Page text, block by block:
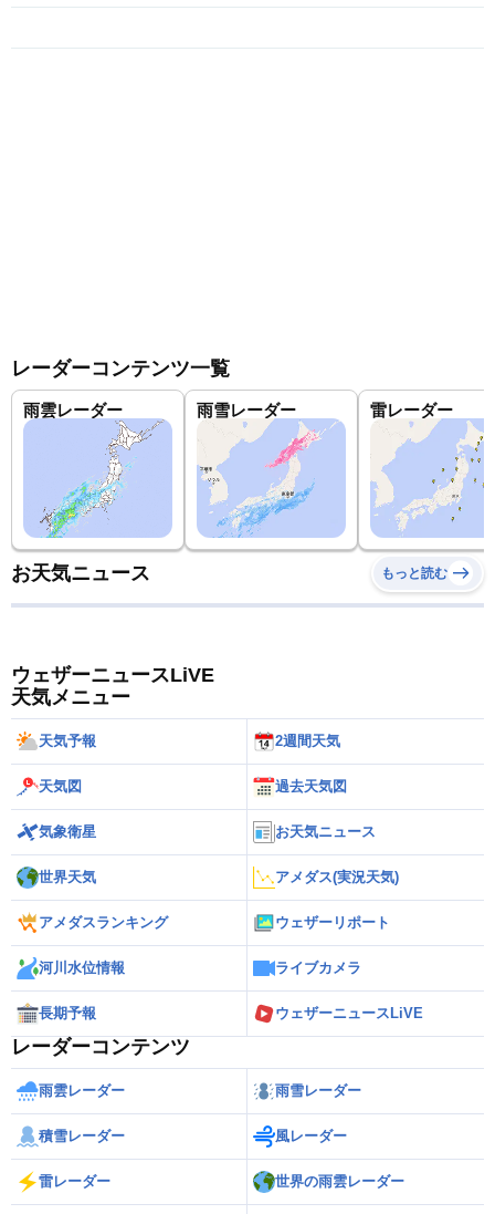
レーダーコンテンツ一覧
雨雲レーダー 雨雪レーダー 雷レーダー
お天気ニュース もっと読む
ウェザーニュースLiVE
天気メニュー
天気予報 2週間天気
天気図 過去天気図
気象衛星 お天気ニュース
世界天気 アメダス(実況天気)
アメダスランキング ウェザーリポート
河川水位情報 ライブカメラ
長期予報 ウェザーニュースLiVE
レーダーコンテンツ
雨雲レーダー 雨雪レーダー
積雪レーダー 風レーダー
雷レーダー 世界の雨雲レーダー